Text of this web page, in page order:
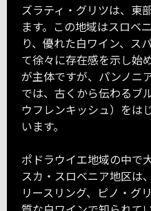
ズラティ・グリツは、東
ます。この地域はスロベ
り、優れた白ワイン、ス
て徐々に存在感を示し始
が主体ですが、パンノニ
では、古くから伝わるブ
ウフレンキッシュ）をは
います。
ポドラウイエ地域の中で
スカ・スロベニア地区は
リースリング、ピノ・グ